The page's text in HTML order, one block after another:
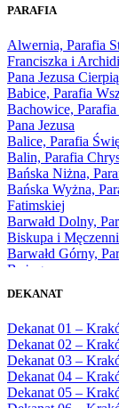
1966
1968
1969
1970
1971
1972
1973
1974
1975
1976
1977
1978
1979
1980
1981
1983
1985
1986
1987
1988
1989
1990
PARAFIA
Alwernia, Parafia
Franciszka i
Pana Jezusa
Babice, Parafia
Bachowice,
Pana Jezusa
Balice, Parafia
Balin, Parafia
Bańska Niżna,
Bańska Wyżna,
Fatimskiej
Barwałd Dolny,
Biskupa i
Barwałd Górny,
Bożego
Bęczarka, Parafia
Będkowice,
Panny Królowej
Białka Górna,
Królowej Rodzin
Białka Tatrzańska,
DEKANAT
Dekanat 01 –
Dekanat 02 –
Dekanat 03 –
Dekanat 04 –
Dekanat 05 –